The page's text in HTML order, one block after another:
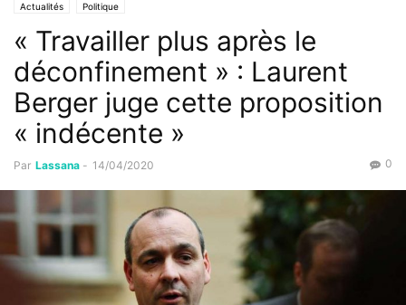
Actualités Politique
« Travailler plus après le
déconfinement » : Laurent
Berger juge cette proposition
« indécente »
Par Lassana - 14/04/2020 0